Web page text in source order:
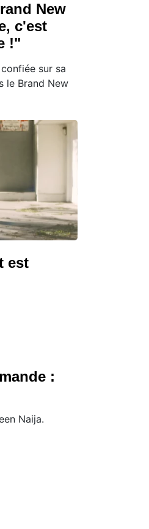
New
c'est
!"
sur sa
le Brand New
est
:
Naija.